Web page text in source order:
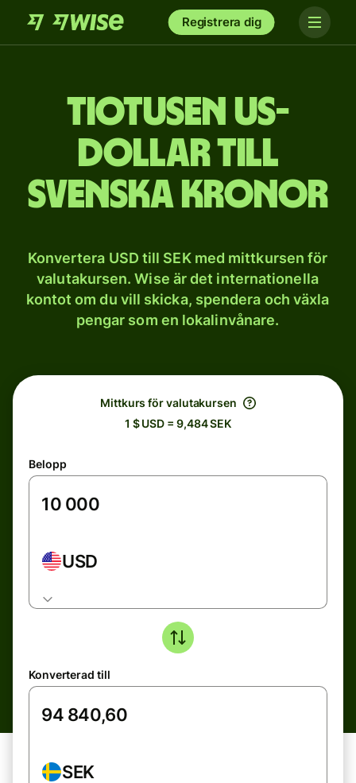
Registrera dig
tio­tusen US-
dollar till
svenska kronor
Konvertera USD till SEK med mittkursen för
valutakursen. Wise är det internationella
kontot om du vill skicka, spendera och växla
pengar som en lokalinvånare.
Mittkurs för valutakursen
1 $ USD = 9,484 SEK
Belopp
USD
Konverterad till
SEK